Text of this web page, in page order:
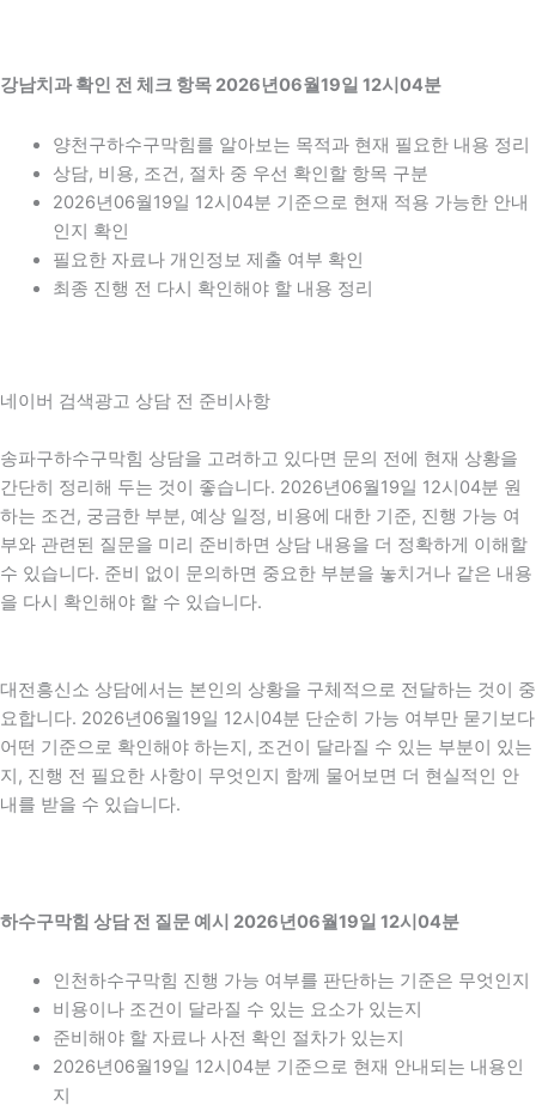
강남치과 확인 전 체크 항목 2026년06월19일 12시04분
양천구하수구막힘를 알아보는 목적과 현재 필요한 내용 정리
상담, 비용, 조건, 절차 중 우선 확인할 항목 구분
2026년06월19일 12시04분 기준으로 현재 적용 가능한 안내
인지 확인
필요한 자료나 개인정보 제출 여부 확인
최종 진행 전 다시 확인해야 할 내용 정리
네이버 검색광고 상담 전 준비사항
송파구하수구막힘 상담을 고려하고 있다면 문의 전에 현재 상황을
간단히 정리해 두는 것이 좋습니다. 2026년06월19일 12시04분 원
하는 조건, 궁금한 부분, 예상 일정, 비용에 대한 기준, 진행 가능 여
부와 관련된 질문을 미리 준비하면 상담 내용을 더 정확하게 이해할
수 있습니다. 준비 없이 문의하면 중요한 부분을 놓치거나 같은 내용
을 다시 확인해야 할 수 있습니다.
대전흥신소 상담에서는 본인의 상황을 구체적으로 전달하는 것이 중
요합니다. 2026년06월19일 12시04분 단순히 가능 여부만 묻기보다
어떤 기준으로 확인해야 하는지, 조건이 달라질 수 있는 부분이 있는
지, 진행 전 필요한 사항이 무엇인지 함께 물어보면 더 현실적인 안
내를 받을 수 있습니다.
하수구막힘 상담 전 질문 예시 2026년06월19일 12시04분
인천하수구막힘 진행 가능 여부를 판단하는 기준은 무엇인지
비용이나 조건이 달라질 수 있는 요소가 있는지
준비해야 할 자료나 사전 확인 절차가 있는지
2026년06월19일 12시04분 기준으로 현재 안내되는 내용인
지